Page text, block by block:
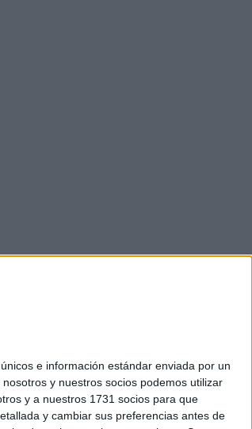
e información estándar enviada por un
y nuestros socios podemos utilizar
y a nuestros 1731 socios para que
y cambiar sus preferencias antes de